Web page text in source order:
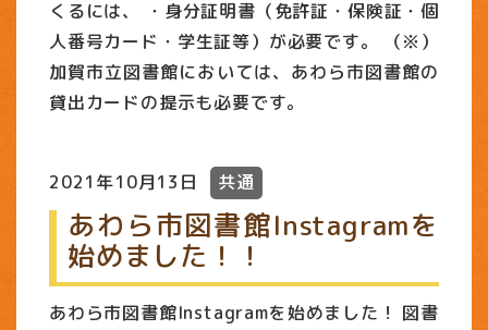
くるには、 ・身分証明書（免許証・保険証・個
人番号カード・学生証等）が必要です。 （※）
加賀市立図書館においては、あわら市図書館の
貸出カードの提示も必要です。
2021年10月13日 共通
あわら市図書館Instagramを
始めました！！
あわら市図書館Instagramを始めました！ 図書